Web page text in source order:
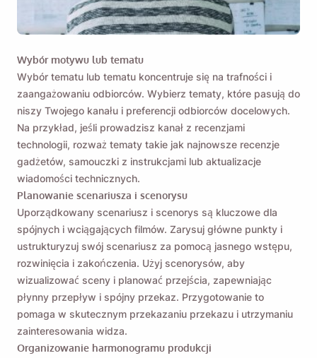
Wybór motywu lub tematu
Wybór tematu lub tematu koncentruje się na trafności i
zaangażowaniu odbiorców. Wybierz tematy, które pasują do
niszy Twojego kanału i preferencji odbiorców docelowych.
Na przykład, jeśli prowadzisz kanał z recenzjami
technologii, rozważ tematy takie jak najnowsze recenzje
gadżetów, samouczki z instrukcjami lub aktualizacje
wiadomości technicznych.
Planowanie scenariusza i scenorysu
Uporządkowany scenariusz i scenorys są kluczowe dla
spójnych i wciągających filmów. Zarysuj główne punkty i
ustrukturyzuj swój scenariusz za pomocą jasnego wstępu,
rozwinięcia i zakończenia. Użyj scenorysów, aby
wizualizować sceny i planować przejścia, zapewniając
płynny przepływ i spójny przekaz. Przygotowanie to
pomaga w skutecznym przekazaniu przekazu i utrzymaniu
zainteresowania widza.
Organizowanie harmonogramu produkcji